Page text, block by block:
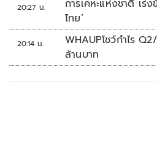
20:27 น.
การเคหะแห่งชาติ เร่
ไทย’
20:14 น.
WHAUPโชว์กำไร
ล้านบาท